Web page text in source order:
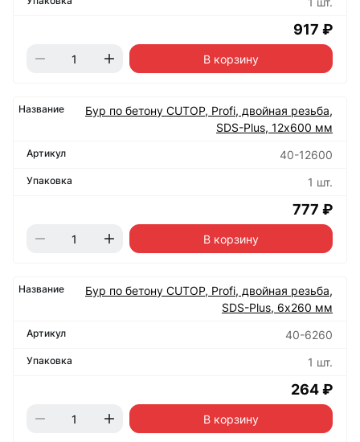
917 ₽
В корзину
Бур по бетону CUTOP, Profi, двойная резьба,
SDS-Plus, 12х600 мм
40-12600
1 шт.
777 ₽
В корзину
Бур по бетону CUTOP, Profi, двойная резьба,
SDS-Plus, 6х260 мм
40-6260
1 шт.
264 ₽
В корзину